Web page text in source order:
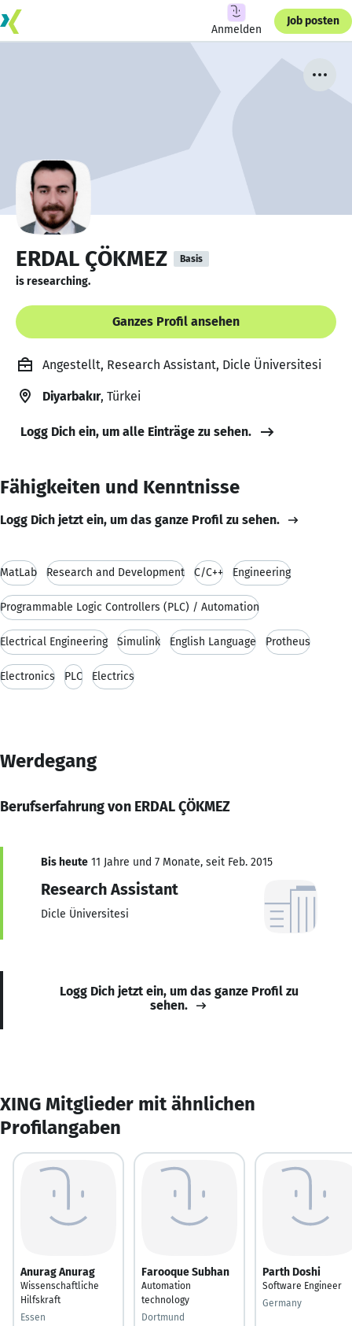
Anmelden
Job posten
ERDAL ÇÖKMEZ Basis
is researching.
Ganzes Profil ansehen
Angestellt, Research Assistant, Dicle Üniversitesi
Diyarbakır, Türkei
Logg Dich ein, um alle Einträge zu sehen.
Fähigkeiten und Kenntnisse
Logg Dich jetzt ein, um das ganze Profil zu sehen.
MatLab Research and Development C/C++ Engineering
Programmable Logic Controllers (PLC) / Automation
Electrical Engineering Simulink English Language Protheus
Electronics PLC Electrics
Werdegang
Berufserfahrung von ERDAL ÇÖKMEZ
Bis heute 11 Jahre und 7 Monate, seit Feb. 2015
Research Assistant
Dicle Üniversitesi
Logg Dich jetzt ein, um das ganze Profil zu
sehen.
XING Mitglieder mit ähnlichen
Profilangaben
Anurag Anurag
Wissenschaftliche
Hilfskraft
Essen
Farooque Subhan
Automation
technology
Dortmund
Parth Doshi
Software Engineer
Germany